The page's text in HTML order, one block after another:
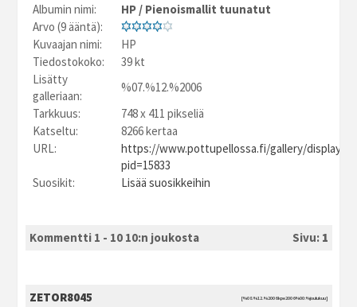
Albumin nimi:
HP / Pienoismallit tuunatut
Arvo (9 ääntä):
Kuvaajan nimi:
HP
Tiedostokoko:
39 kt
Lisätty
galleriaan:
%07.%12.%2006
Tarkkuus:
748 x 411 pikseliä
Katseltu:
8266 kertaa
URL:
https://www.pottupellossa.fi/gallery/
pid=15833
Suosikit:
Lisää suosikkeihin
Kommentti 1 - 10 10:n joukosta Sivu: 1
ZETOR8045 [%08.%12.%2006 kpe2006 %00:%joulukuu]